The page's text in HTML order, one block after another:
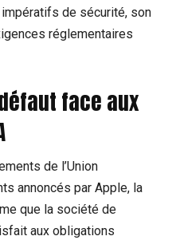
de sécurité, son
réglementaires
face aux
de l’Union
annoncés par Apple, la
que la société de
aux obligations